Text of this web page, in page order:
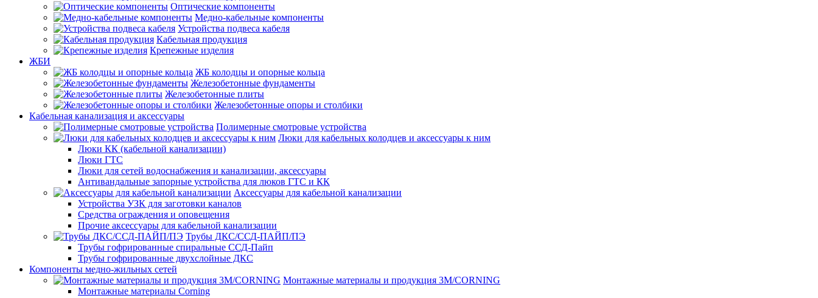
Оптические компоненты
Медно-кабельные компоненты
Устройства подвеса кабеля
Кабельная продукция
Крепежные изделия
ЖБИ
ЖБ колодцы и опорные кольца
Железобетонные фундаменты
Железобетонные плиты
Железобетонные опоры и столбики
Кабельная канализация и аксессуары
Полимерные смотровые устройства
Люки для кабельных колодцев и аксессуары к ним
Люки КК (кабельной канализации)
Люки ГТС
Люки для сетей водоснабжения и канализации, аксессуары
Антивандальные запорные устройства для люков ГТС и КК
Аксессуары для кабельной канализации
Устройства УЗК для заготовки каналов
Средства ограждения и оповещения
Прочие аксессуары для кабельной канализации
Трубы ДКС/ССД-ПАЙП/ПЭ
Трубы гофрированные спиральные ССД-Пайп
Трубы гофрированные двухслойные ДКС
Компоненты медно-жильных сетей
Монтажные материалы и продукция 3M/CORNING
Монтажные материалы Corning